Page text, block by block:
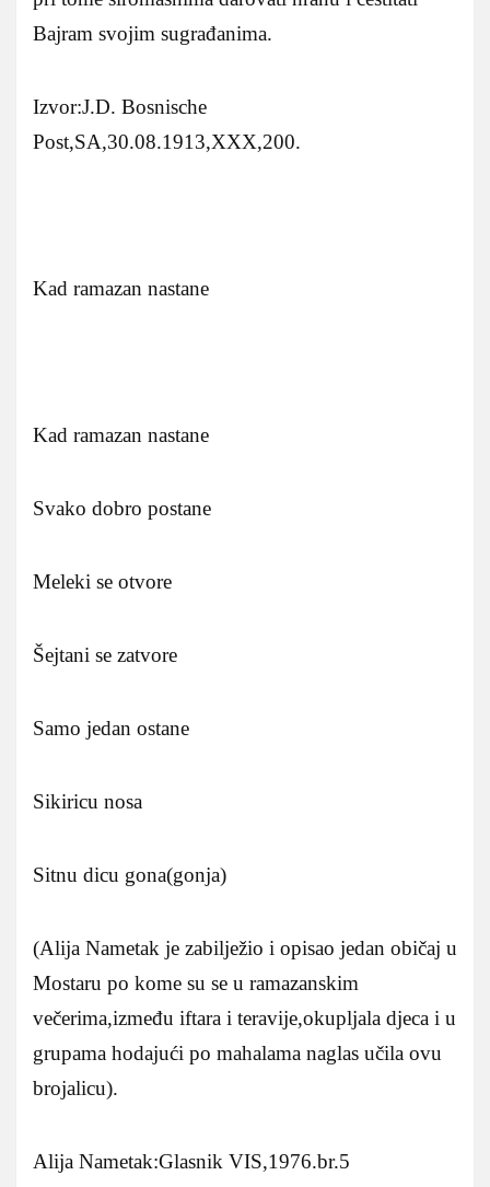
Bajram svojim sugrađanima.
Izvor:J.D. Bosnische
Post,SA,30.08.1913,XXX,200.
Kad ramazan nastane
Kad ramazan nastane
Svako dobro postane
Meleki se otvore
Šejtani se zatvore
Samo jedan ostane
Sikiricu nosa
Sitnu dicu gona(gonja)
(Alija Nametak je zabilježio i opisao jedan običaj u
Mostaru po kome su se u ramazanskim
večerima,između iftara i teravije,okupljala djeca i u
grupama hodajući po mahalama naglas učila ovu
brojalicu).
Alija Nametak:Glasnik VIS,1976.br.5